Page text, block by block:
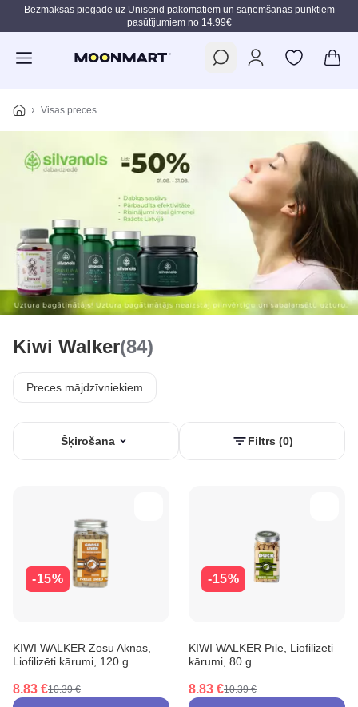
Pāriet uz galveno saturu
Bezmaksas piegāde uz Unisend pakomātiem un saņemšanas punktiem
pasūtījumiem no 14.99€
Visas preces
Kiwi Walker(84)
Preces mājdzīvniekiem
Šķirošana Filtrs (0)
-15%
KIWI WALKER Zosu Aknas,
Liofilizēti kārumi, 120 g
8.83 €10.39 €
-15%
KIWI WALKER Pīle, Liofilizēti
kārumi, 80 g
8.83 €10.39 €